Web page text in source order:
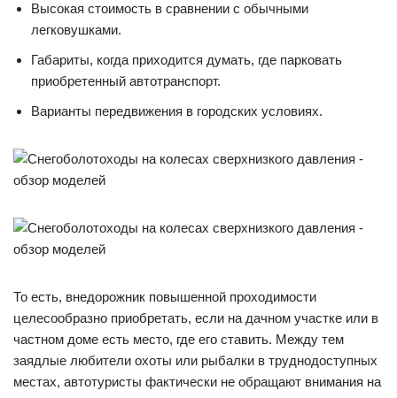
Высокая стоимость в сравнении с обычными
легковушками.
Габариты, когда приходится думать, где парковать
приобретенный автотранспорт.
Варианты передвижения в городских условиях.
То есть, внедорожник повышенной проходимости
целесообразно приобретать, если на дачном участке или в
частном доме есть место, где его ставить. Между тем
заядлые любители охоты или рыбалки в труднодоступных
местах, автотуристы фактически не обращают внимания на